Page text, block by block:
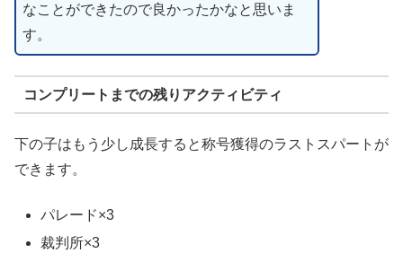
なことができたので良かったかなと思いま
す。
コンプリートまでの残りアクティビティ
下の子はもう少し成長すると称号獲得のラストスパートが
できます。
パレード×3
裁判所×3